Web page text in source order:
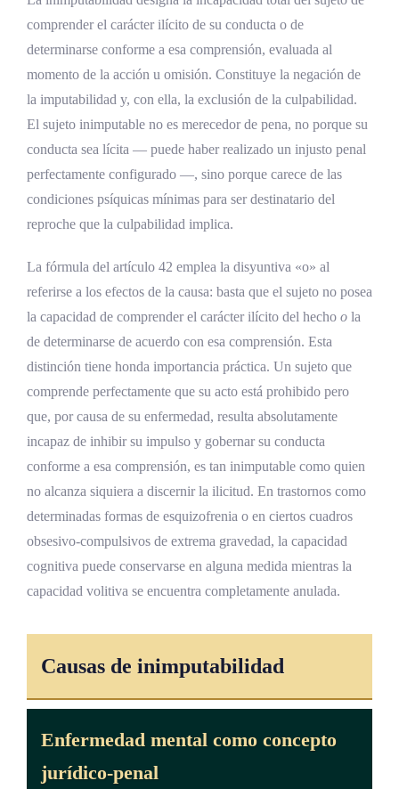
comprender el carácter ilícito de su conducta o de
determinarse conforme a esa comprensión, evaluada al
momento de la acción u omisión. Constituye la negación de
la imputabilidad y, con ella, la exclusión de la culpabilidad.
El sujeto inimputable no es merecedor de pena, no porque su
conducta sea lícita — puede haber realizado un injusto penal
perfectamente configurado —, sino porque carece de las
condiciones psíquicas mínimas para ser destinatario del
reproche que la culpabilidad implica.
La fórmula del artículo 42 emplea la disyuntiva «o» al
referirse a los efectos de la causa: basta que el sujeto no posea
la capacidad de comprender el carácter ilícito del hecho o la
de determinarse de acuerdo con esa comprensión. Esta
distinción tiene honda importancia práctica. Un sujeto que
comprende perfectamente que su acto está prohibido pero
que, por causa de su enfermedad, resulta absolutamente
incapaz de inhibir su impulso y gobernar su conducta
conforme a esa comprensión, es tan inimputable como quien
no alcanza siquiera a discernir la ilicitud. En trastornos como
determinadas formas de esquizofrenia o en ciertos cuadros
obsesivo-compulsivos de extrema gravedad, la capacidad
cognitiva puede conservarse en alguna medida mientras la
capacidad volitiva se encuentra completamente anulada.
Causas de inimputabilidad
Enfermedad mental como concepto
jurídico-penal